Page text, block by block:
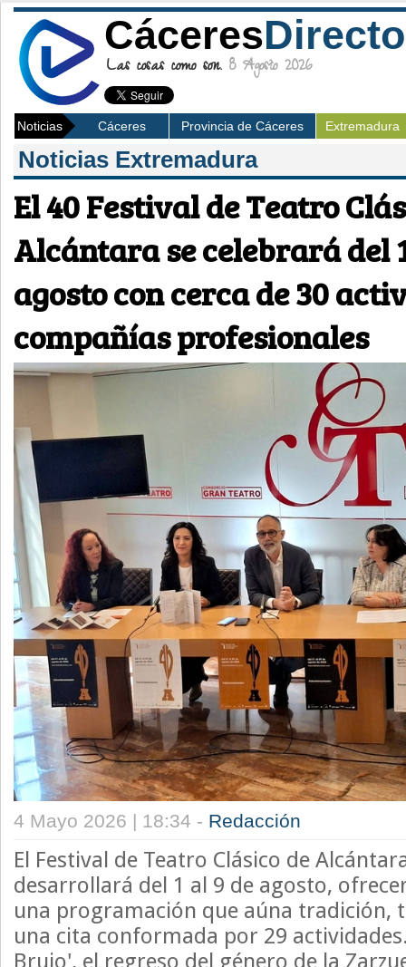
CáceresDirecto
Las cosas como son. 8 Agosto 2026
Noticias Cáceres Provincia de Cáceres Extremadura
Noticias Extremadura
El 40 Festival de Teatro
Alcántara se celebrará del
agosto con cerca de 30
compañías profesionales
4 Mayo 2026 | 18:34 - Redacción
El Festival de Teatro Clásico de
desarrollará del 1 al 9 de agosto,
una programación que aúna
una cita conformada por 29
Brujo', el regreso del género de la